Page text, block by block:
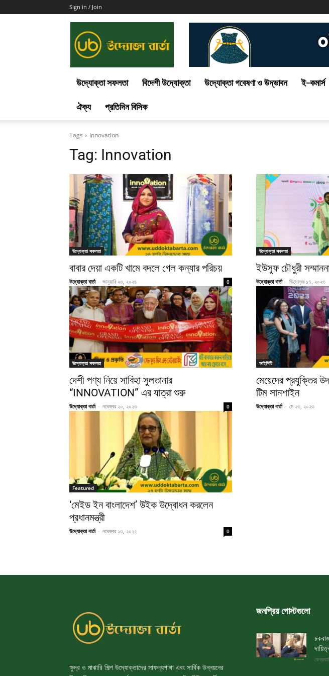
Sign in / Join
উদ্যোক্তা সফলতা বিদেশী উদ্যোক্তা উদ্যোক্তা গবেষণা ও উদ্ভাবন ই-কমার্স
ঐক্য প্রতিদিন বিসিক
Tags Innovation
Tag: Innovation
উদ্যোক্তা সফলতা
বাবার দেয়া একটি খামে বদলে গেল কন্যার পরিচয়
উদ্যোক্তা বার্তা - জানুয়ারি ২৩, ২০২৪ 0
উদ্যোক্তা সফলতা
ইউসুফ চৌধুরী
উদ্যোক্তা বার্তা - ডিসেম্বর ১৭, ২০২৩
উদ্যোক্তা সফলতা
দেশী পণ্য নিয়ে সাবিহা সুলতানার
“INNOVATION” এর যাত্রা শুরু
উদ্যোক্তা বার্তা - নভেম্বর ২০, ২০২৩ 0
আইসিটি
মেয়েদের প্রযুক্তির
টিম সানশাইন
উদ্যোক্তা বার্তা - মে ২৩, ২০২৩
Featured
‘মেইড ইন বাংলাদেশ’ উইক উদ্বোধন করলেন
প্রধানমন্ত্রী
উদ্যোক্তা বার্তা - নভেম্বর ১৩, ২০২২ 0
ক্ষুদ্র ও মাঝারি শিল্প উদ্যোক্তাদের সাফল্যগাথা এবং সার্বিক উন্নয়নের
জনপ্রিয় পোস্টগুলো